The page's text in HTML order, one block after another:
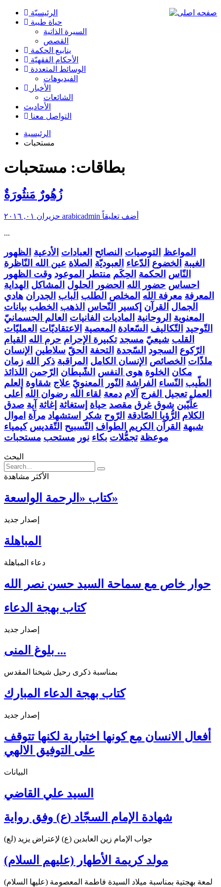
الرئیسیّة
حياة طيبة
السيرة الذاتية
القصص
ينابيع الحكمة
الأحکام الفقهیّة
الوسائط المتعددة
الفیدیوهات
الأخبار
الشائعات
الأحادیث
التواصل معنا
الرئيسية
مستحبات
بطاقات: مستحبات
زُهُورٌ مَنثُورَةٌ
arabicadmin أضف تعليقاً
...
المواعظ التوصيات النصائح العبادات الأدعية الظهور
الغيبة الخضوع الدّعاء العبوديّة الصلاة عين الله النّاظرة
النّاس الحكمة الحِكَم منتطر الموعود وقت الظهور
احساس حضور الله الحضور الحلول المشاكل الهداية
المعرفة معرفة الله المخلص الطلب الباب الجدران هادي
الجمال القرآن إكسير النّحاس الذهب الخطب بيانات
المعنوية الروحانية الماديات الفانيات العالم الجسمانيّ
التّوحيد التّكاليف السّعادة المعصية الاعتقاديّات العمليّات
القلب شيعيّ مسجد تكبيرة الإحرام حرم الله القيام
الرّكوع السجود السّجدة التحفة الحقّ سلاطين الإنسان
ملذّات الخصائص الإنسان الكامل المراقبة ذكر الله زمان
مكان الخلوة هوى النفس الشّيطان الرّحمن اللذائذ
الطّيب النّساء الفراشة النّور المعنويّ علاج شقاوة العلم
العمل تعجيل الفرج آلام دمعة لقاء الله رضوان الله أعلى
علِّيّين شوق غرق مقصد حياة إستغاثة إغاثة آية صدق
الكلام الرُّؤيا الصّادقة الرّوح شكر استشهاد مرآة اموال
شبهة القرآن الكريم الطواف التّسبيح التّقديس كيمياء
موعظة تجمُّلات بكاء نور مستحب مستحبات
البحث
الأكثر مشاهدة
كتاب «الرحمة الواسعة»
إصدار جديد
المباهلة
دعاء المباهلة
حوار خاص مع سماحة السيد حسن نصر الله
كتاب بهجة الدعاء
إصدار جديد
بلوغ المنى ...
بمناسبة ذكرى رحيل شيخنا المقدس
كتاب بهجة الدعاء المبارك
إصدار جديد
أفعال الانسان مع كونها اختيارية لكنها تتوقف
على التوفيق الالهي
البيانات
السيد علي القاضي
شهادة الإمام السجّاد (ع) وفق رواية
جواب الإمام زين العابدين (ع) لإعتراض يزيد (لع)
مولد كريمة الأطهار (عليهم السلام)
لمعة بهجتية بمناسبة ميلاد السيدة فاطمة المعصومة (عليها السلام)